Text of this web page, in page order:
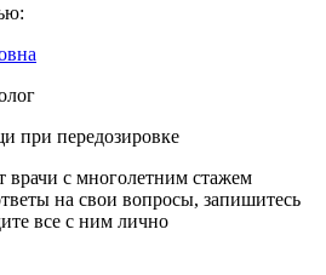
при передозировке
врачи с многолетним стажем
на свои вопросы, запишитесь
все с ним лично